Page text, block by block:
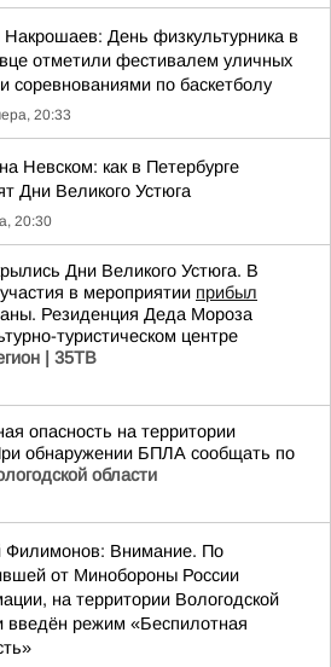
День физкультурника в
отметили фестивалем уличных
соревнованиями по баскетболу
20:33
Невском: как в Петербурге
Дни Великого Устюга
20:30
Дни Великого Устюга. В
в мероприятии прибыл
Резиденция Деда Мороза
туристическом центре
| 35ТВ
опасность на территории
обнаружении БПЛА сообщать по
области
Филимонов: Внимание. По
от Минобороны России
на территории Вологодской
введён режим «Беспилотная